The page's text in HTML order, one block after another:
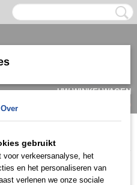
UW WINKELWAGEN
(0)
CK collectie
Over
gebruikt
voor verkeersanalyse, het
en het personaliseren van
verlenen we onze sociale